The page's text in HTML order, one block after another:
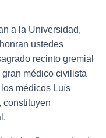
a la Universidad,
ustedes
recinto gremial
médico civilista
médicos Luís
constituyen